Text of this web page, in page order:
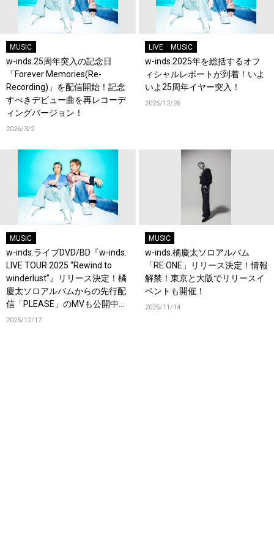
MUSIC
w-inds.25周年突入の記念日
「Forever Memories(Re-
Recording)」を配信開始！記念
すべきデビュー曲を再レコーデ
ィングバージョン！
2026/3/2
LIVE MUSIC
w-inds.2025年を総括するオフ
ィシャルレポートが到着！いよ
いよ25周年イヤー突入！
2025/12/26
MUSIC
w-inds.ライブDVD/BD『w-inds.
LIVE TOUR 2025 “Rewind to
winderlust”』リリース決定！橘
慶太ソロアルバムからの先行配
信「PLEASE」のMVも公開中！
初のアナログ盤もリリース決
2025/12/17
MUSIC
w-inds.橘慶太ソロアルバム
「RE:ONE」リリース決定！情報
解禁！東京と大阪でリリースイ
ベントも開催！
2025/11/14